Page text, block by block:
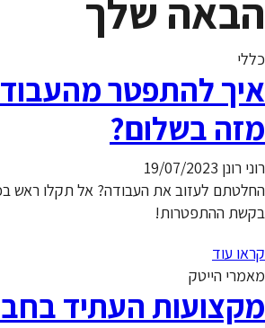
הבאה שלך
כללי
איך להתפטר
מזה בשלום?
רוני רונן 19/07/2023
החלטתם לעזוב את העבודה? אל תקלו ראש
בקשת ההתפטרות!
קראו עוד
מאמרי הייטק
מקצועות העתיד